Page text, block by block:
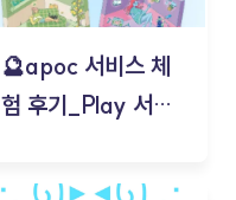
🔮apoc 서비스 체
험 후기_Play 서비
김태현